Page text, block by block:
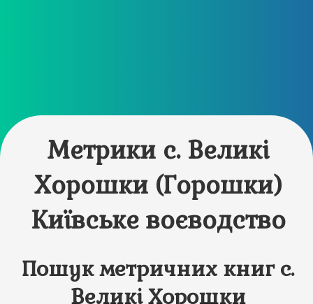
Метрики с. Великі
Хорошки (Горошки)
Київське воєводство
Пошук метричних книг с.
Великі Хорошки